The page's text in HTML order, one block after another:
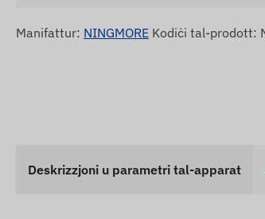
Manifattur: NINGMORE Kodiċi tal-prodott:
Deskrizzjoni u parametri tal-apparat